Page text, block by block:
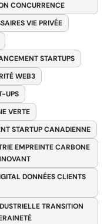
CONCURRENCE
VIE PRIVÉE
STARTUPS
WEB3
UPS
VERTE
STARTUP CANADIENNE
EMPREINTE CARBONE
DONNÉES CLIENTS
TRANSITION